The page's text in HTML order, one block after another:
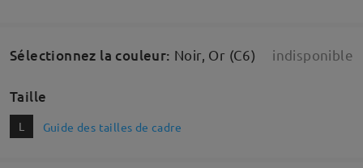
Sélectionnez la couleur: Noir, Or (C6) indisponible
Taille
L Guide des tailles de cadre